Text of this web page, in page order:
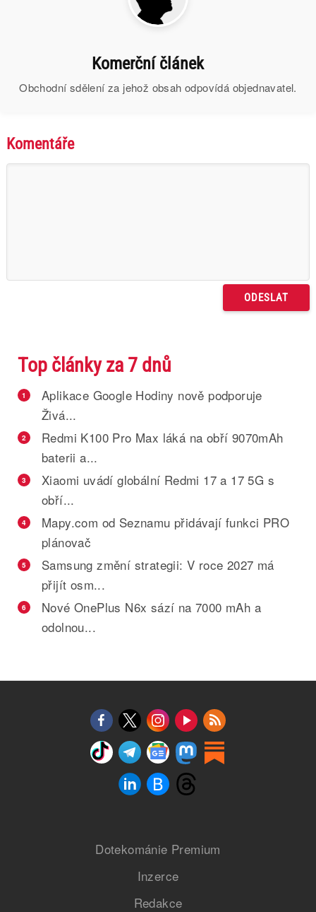
Komerční článek
Obchodní sdělení za jehož obsah odpovídá objednavatel.
Komentáře
Top články za 7 dnů
1
Aplikace Google Hodiny nově podporuje
Živá...
2
Redmi K100 Pro Max láká na obří 9070mAh
baterii a...
3
Xiaomi uvádí globální Redmi 17 a 17 5G s
obří...
4
Mapy.com od Seznamu přidávají funkci PRO
plánovač
5
Samsung změní strategii: V roce 2027 má
přijít osm...
6
Nové OnePlus N6x sází na 7000 mAh a
odolnou...
Dotekománie Premium
Inzerce
Redakce